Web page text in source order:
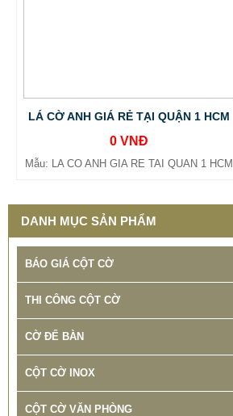
LÁ CỜ ANH GIÁ RẺ TẠI QUẬN 1 HCM
0 VNĐ
Mẫu: LA CO ANH GIA RE TAI QUAN 1 HCM
DANH MỤC SẢN PHẨM
BÁO GIÁ CỘT CỜ
THI CÔNG CỘT CỜ
CỜ ĐỂ BÀN
CỘT CỜ INOX
CỘT CỜ VĂN PHÒNG